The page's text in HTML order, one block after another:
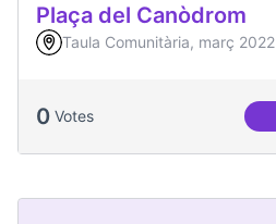
Plaça del Canòdrom
Taula Comunitària, març 2022
0 Votes